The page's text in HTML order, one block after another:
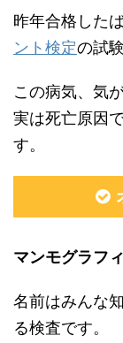
昨年合格した
ント検定の試
この病気、気
実は死亡原因
す。
マンモグラフ
名前はみんな
る検査です。